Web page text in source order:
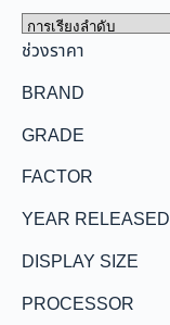
ช่วงราคา
BRAND
GRADE
FACTOR
YEAR RELEASED
DISPLAY SIZE
PROCESSOR